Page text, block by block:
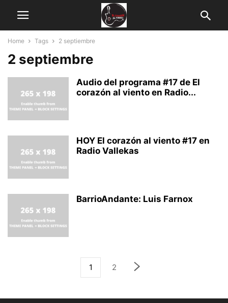
Home Tags 2 septiembre
2 septiembre
Audio del programa #17 de El
corazón al viento en Radio...
HOY El corazón al viento #17 en
Radio Vallekas
BarrioAndante: Luis Farnox
1 2